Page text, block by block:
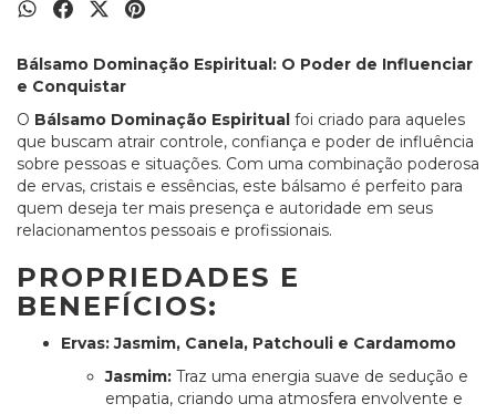
Bálsamo Dominação Espiritual: O Poder de Influenciar
e Conquistar
O Bálsamo Dominação Espiritual foi criado para aqueles
que buscam atrair controle, confiança e poder de influência
sobre pessoas e situações. Com uma combinação poderosa
de ervas, cristais e essências, este bálsamo é perfeito para
quem deseja ter mais presença e autoridade em seus
relacionamentos pessoais e profissionais.
PROPRIEDADES E
BENEFÍCIOS:
Ervas: Jasmim, Canela, Patchouli e Cardamomo
Jasmim: Traz uma energia suave de sedução e
empatia, criando uma atmosfera envolvente e